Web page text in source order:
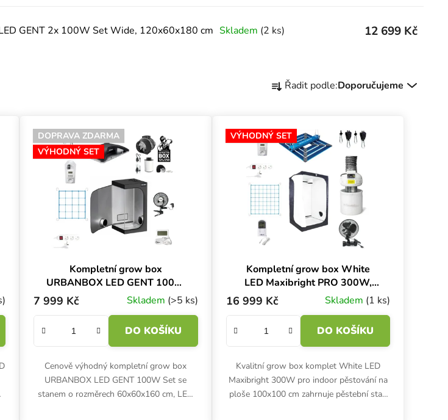
GENT 2x 100W Set Wide, 120x60x180 cm Skladem (2 ks) 12 699 Kč
Řazení produktů
Řadit podle:Doporučujeme
DOPRAVA ZDARMA
VÝHODNÝ SET
Kompletní grow box
URBANBOX LED GENT 100W
Set, 60x60x160 cm
Skladem (>5 ks)
7 999 Kč
DO KOŠÍKU
Cenově výhodný kompletní grow box
URBANBOX LED GENT 100W Set se
stanem o rozměrech 60x60x160 cm, LED
VÝHODNÝ SET
Kompletní grow box White
LED Maxibright PRO 300W,
100x100x200 cm
Skladem (1 ks)
16 999 Kč
DO KOŠÍKU
Kvalitní grow box komplet White LED
Maxibright 300W pro indoor pěstování na
ploše 100x100 cm zahrnuje pěstební stan